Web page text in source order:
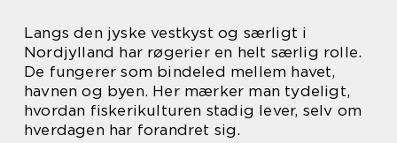
Langs den jyske vestkyst og særligt i
Nordjylland har røgerier en helt særlig rolle.
De fungerer som bindeled mellem havet,
havnen og byen. Her mærker man tydeligt,
hvordan fiskerikulturen stadig lever, selv om
hverdagen har forandret sig.